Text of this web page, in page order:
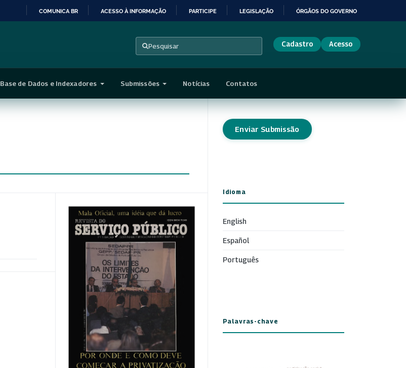
CONTEÚDO
COMUNICA BR ACESSO À INFORMAÇÃO PARTICIPE LEGISLAÇÃO ÓRGÃOS DO GOVERNO
Pesquisar Cadastro Acesso
Base de Dados e Indexadores Submissões Notícias Contatos
Enviar Submissão
Idioma
English
Español
Português
Palavras-chave